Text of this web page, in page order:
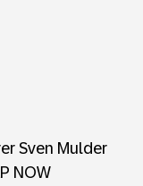
Sven Mulder
NOW